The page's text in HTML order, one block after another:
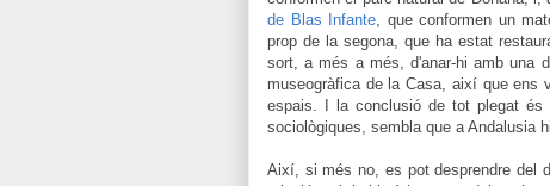
de Blas Infante, que conformen un
prop de la segona, que ha estat
sort, a més a més, d'anar-hi amb una
museogràfica de la Casa, així que ens
espais. I la conclusió de tot plegat és
sociològiques, sembla que a Andalusia
Així, si més no, es pot desprendre del